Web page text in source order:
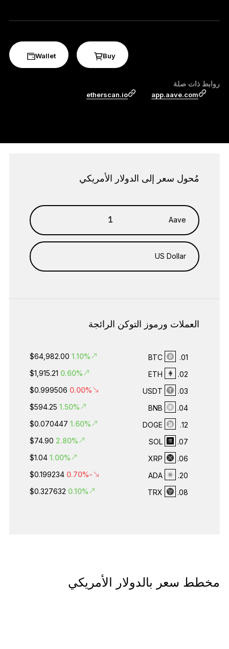
مقارنة أجهزة توقيع Ledger
روابط ذات صلة
app.aave.com
etherscan.io
Buy
Wallet
مخطط سعر بالدولار الأمريكي
مُحول سعر إلى الدولار الأمريكي
Aave
US Dollar
العملات ورموز التوكن الرائجة
01.
BTC
1.10%
02.
ETH
0.60%
03.
USDT
0.00%
04.
BNB
1.50%
12.
DOGE
1.60%
07.
SOL
2.80%
06.
XRP
1.00%
$1.04
20.
ADA
-0.70%
$0.199234
08.
TRX
0.10%